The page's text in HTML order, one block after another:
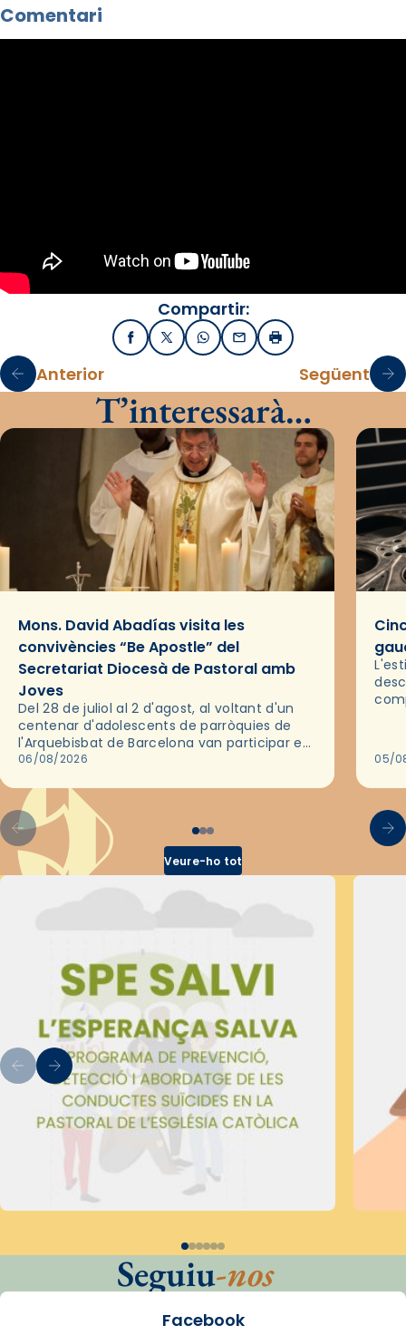
Comentari
Compartir:
FacebookX / TwitterWhatsApp
EmailImprimir
Anterior Següent
T’interessarà…
Mons. David Abadías visita les
convivències “Be Apostle” del
Secretariat Diocesà de Pastoral amb
Joves
Del 28 de juliol al 2 d'agost, al voltant d'un
centenar d'adolescents de parròquies de
l'Arquebisbat de Barcelona van participar en
les convivències Be Apostle, organitzades
06/08/2026 05/
Veure-ho tot
Seguiu-nos
Facebook